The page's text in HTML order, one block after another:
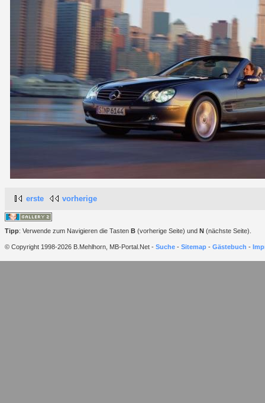
erste vorherige
Tipp: Verwende zum Navigieren die Tasten B (vorherige Seite) und N (nächste Seite).
© Copyright 1998-2026 B.Mehlhorn, MB-Portal.Net - Suche - Sitemap - Gästebuch -